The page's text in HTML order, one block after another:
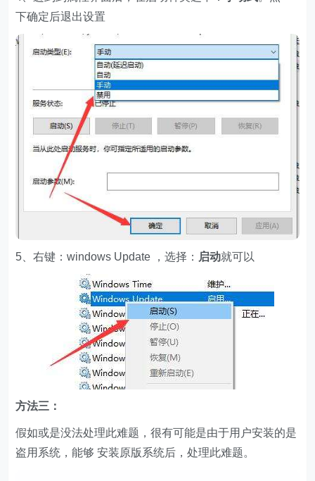
下确定后退出设置
5、右键：windows Update ，选择： 启动就可以
方法三：
假如或是没法处理此难题，很有可能是由于用户安装的是
盗用系统，能够 安装原版系统后，处理此难题。